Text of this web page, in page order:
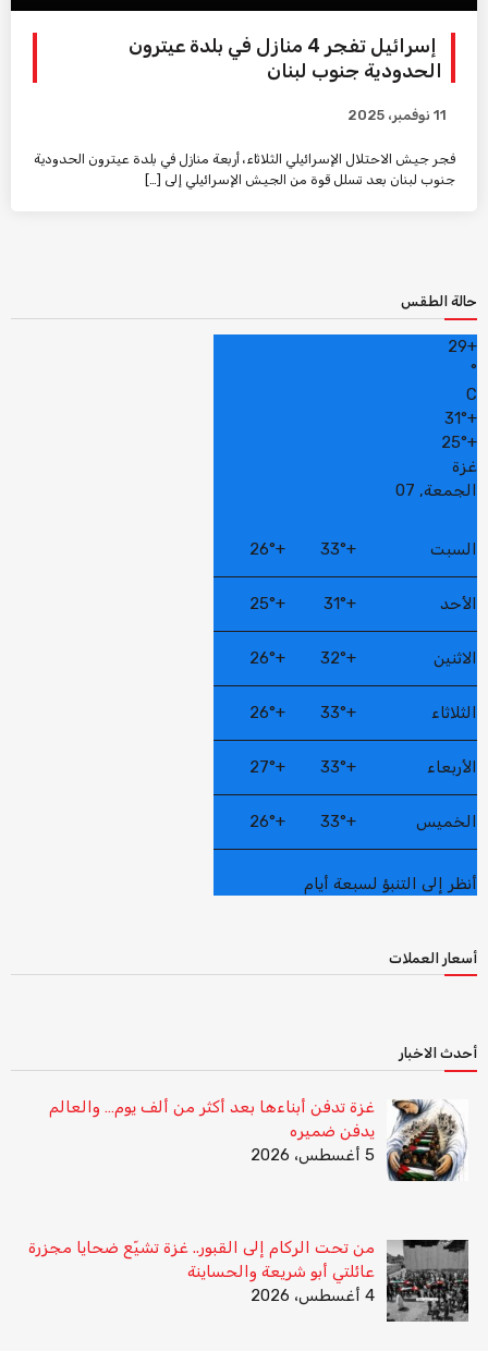
إسرائيل تفجر 4 منازل في بلدة عيترون
الحدودية جنوب لبنان
11 نوفمبر، 2025
فجر جيش الاحتلال الإسرائيلي الثلاثاء، أربعة منازل في بلدة عيترون الحدودية
جنوب لبنان بعد تسلل قوة من الجيش الإسرائيلي إلى […]
حالة الطقس
+
29
°
C
+
31°
+
25°
غزة
الجمعة, 07
السبت +
33°
+
26°
الأحد +
31°
+
25°
الاثنين +
32°
+
26°
الثلاثاء +
33°
+
26°
الأربعاء +
33°
+
27°
الخميس +
33°
+
26°
أنظر إلى التنبؤ لسبعة أيام
أسعار العملات
أحدث الاخبار
غزة تدفن أبناءها بعد أكثر من ألف يوم… والعالم
يدفن ضميره
5 أغسطس، 2026
من تحت الركام إلى القبور.. غزة تشيّع ضحايا مجزرة
عائلتي أبو شريعة والحساينة
4 أغسطس، 2026